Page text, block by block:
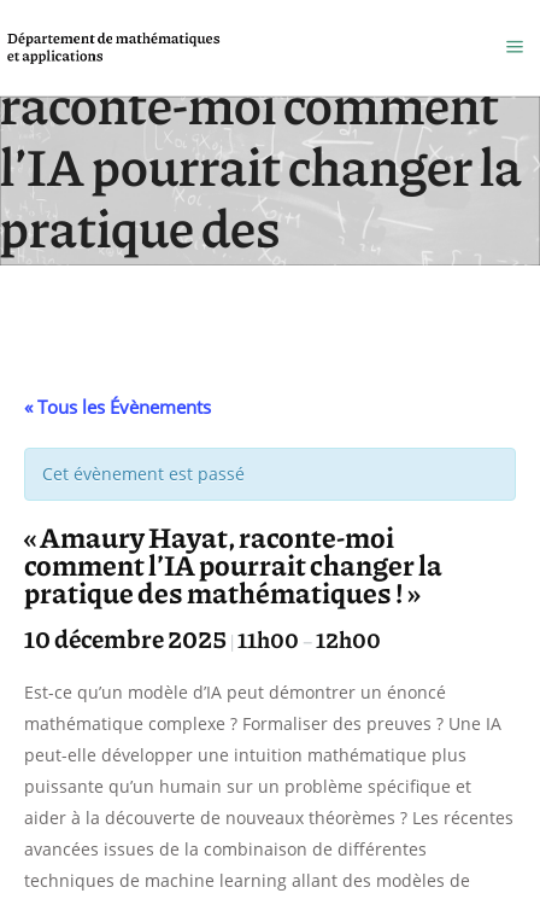
« Amaury Hayat,
raconte-moi comment
l’IA pourrait changer la
pratique des
mathématiques ! »
« Tous les Évènements
Cet évènement est passé
« Amaury Hayat, raconte-moi
comment l’IA pourrait changer la
pratique des mathématiques ! »
10 décembre 2025|11h00 –12h00
Est-ce qu’un modèle d’IA peut démontrer un énoncé
mathématique complexe ? Formaliser des preuves ? Une IA
peut-elle développer une intuition mathématique plus
puissante qu’un humain sur un problème spécifique et
aider à la découverte de nouveaux théorèmes ? Les récentes
avancées issues de la combinaison de différentes
techniques de machine learning allant des modèles de